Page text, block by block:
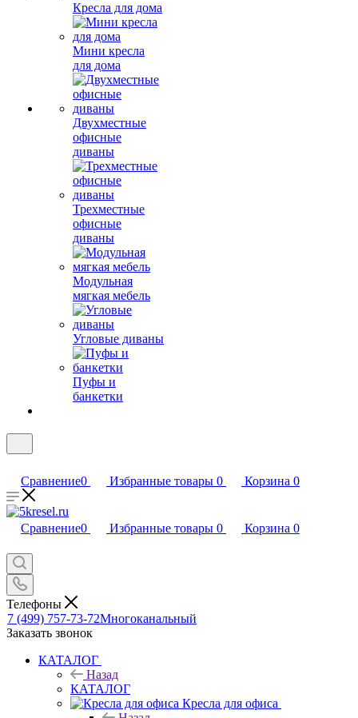
Кресла для дома
Мини кресла
для дома
Двухместные
офисные
диваны
Трехместные
офисные
диваны
Модульная
мягкая мебель
Угловые диваны
Пуфы и
банкетки
Сравнение0 Избранные товары 0 Корзина 0
Сравнение0 Избранные товары 0 Корзина 0
Телефоны
7 (499) 757-73-72Многоканальный
Заказать звонок
КАТАЛОГ
Назад
КАТАЛОГ
Кресла для офиса